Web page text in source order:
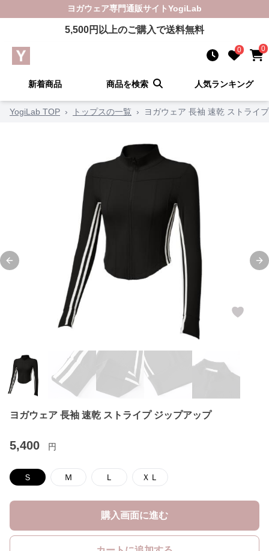
ヨガウェア専門通販サイトYogiLab
5,500円以上のご購入で送料無料
0 0
新着商品 商品を検索 人気ランキング
YogiLab TOP › トップスの一覧 › ヨガウェア 長袖 速乾 ストライ
Previous slide
ヨガウェア 長袖 速乾 ストライプ ジップアップ
5,400 円
Ｓ Ｍ Ｌ ＸＬ
購入画面に進む